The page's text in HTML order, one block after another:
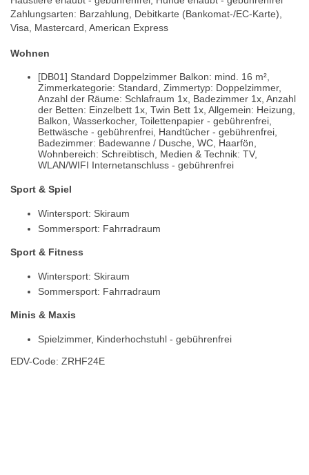
Zahlungsarten: Barzahlung, Debitkarte (Bankomat-/EC-Karte),
Visa, Mastercard, American Express
Wohnen
[DB01] Standard Doppelzimmer Balkon: mind. 16 m²,
Zimmerkategorie: Standard, Zimmertyp: Doppelzimmer,
Anzahl der Räume: Schlafraum 1x, Badezimmer 1x, Anzahl
der Betten: Einzelbett 1x, Twin Bett 1x, Allgemein: Heizung,
Balkon, Wasserkocher, Toilettenpapier - gebührenfrei,
Bettwäsche - gebührenfrei, Handtücher - gebührenfrei,
Badezimmer: Badewanne / Dusche, WC, Haarfön,
Wohnbereich: Schreibtisch, Medien & Technik: TV,
WLAN/WIFI Internetanschluss - gebührenfrei
Sport & Spiel
Wintersport: Skiraum
Sommersport: Fahrradraum
Sport & Fitness
Wintersport: Skiraum
Sommersport: Fahrradraum
Minis & Maxis
Spielzimmer, Kinderhochstuhl - gebührenfrei
EDV-Code: ZRHF24E